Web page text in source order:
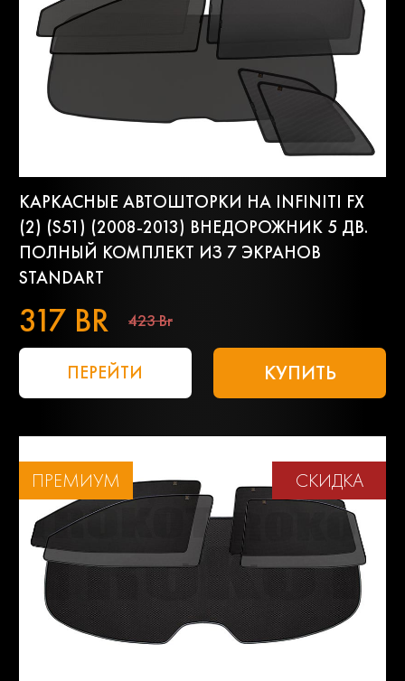
КАРКАСНЫЕ АВТОШТОРКИ НА INFINITI FX
(2) (S51) (2008-2013) ВНЕДОРОЖНИК 5 ДВ.
ПОЛНЫЙ КОМПЛЕКТ ИЗ 7 ЭКРАНОВ
STANDART
317 BR 423 Br
ПЕРЕЙТИ КУПИТЬ
ПРЕМИУМ СКИДКА